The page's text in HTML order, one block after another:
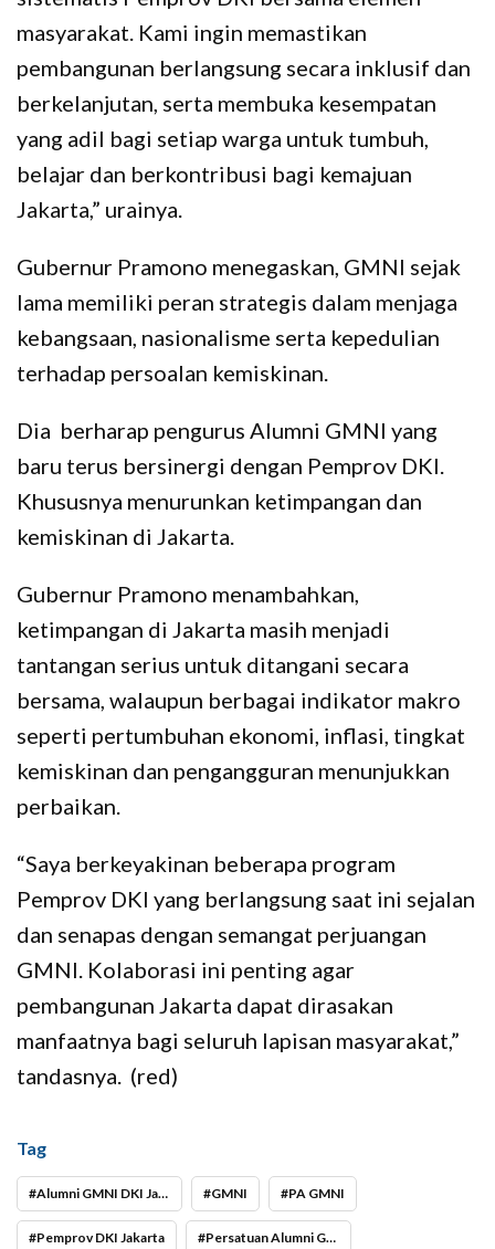
masyarakat. Kami ingin memastikan
pembangunan berlangsung secara inklusif dan
berkelanjutan, serta membuka kesempatan
yang adil bagi setiap warga untuk tumbuh,
belajar dan berkontribusi bagi kemajuan
Jakarta,” urainya.
Gubernur Pramono menegaskan, GMNI sejak
lama memiliki peran strategis dalam menjaga
kebangsaan, nasionalisme serta kepedulian
terhadap persoalan kemiskinan.
Dia berharap pengurus Alumni GMNI yang
baru terus bersinergi dengan Pemprov DKI.
Khususnya menurunkan ketimpangan dan
kemiskinan di Jakarta.
Gubernur Pramono menambahkan,
ketimpangan di Jakarta masih menjadi
tantangan serius untuk ditangani secara
bersama, walaupun berbagai indikator makro
seperti pertumbuhan ekonomi, inflasi, tingkat
kemiskinan dan pengangguran menunjukkan
perbaikan.
“Saya berkeyakinan beberapa program
Pemprov DKI yang berlangsung saat ini sejalan
dan senapas dengan semangat perjuangan
GMNI. Kolaborasi ini penting agar
pembangunan Jakarta dapat dirasakan
manfaatnya bagi seluruh lapisan masyarakat,”
tandasnya. (red)
Tag
Alumni GMNI DKI Jakarta GMNI PA GMNI
Pemprov DKI Jakarta Persatuan Alumni GMNI